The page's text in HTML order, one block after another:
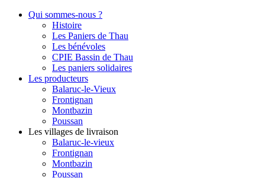
Qui sommes-nous ?
Histoire
Les Paniers de Thau
Les bénévoles
CPIE Bassin de Thau
Les paniers solidaires
Les producteurs
Balaruc-le-Vieux
Frontignan
Montbazin
Poussan
Les villages de livraison
Balaruc-le-vieux
Frontignan
Montbazin
Poussan